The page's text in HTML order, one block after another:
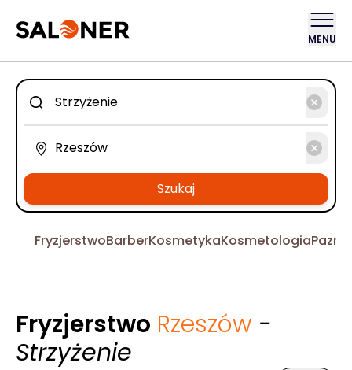
MENU
Szukaj
FryzjerstwoBarberKosmetykaKosmetologia
Fryzjerstwo Rzeszów -
Strzyżenie